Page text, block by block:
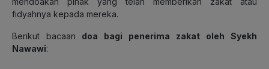
fidyahnya kepada mereka.
Berikut bacaan doa bagi penerima zakat
oleh Syekh
Nawawi: